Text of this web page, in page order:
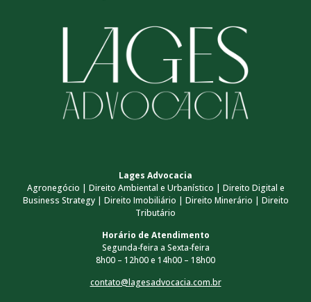
Lages Advocacia
Agronegócio | Direito Ambiental e Urbanístico | Direito Digital e
Business Strategy | Direito Imobiliário | Direito Minerário | Direito
Tributário
Horário de Atendimento
Segunda-feira a Sexta-feira
8h00 – 12h00 e 14h00 – 18h00
contato@lagesadvocacia.com.br